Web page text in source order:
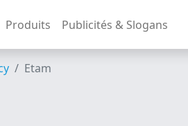
Produits Publicités & Slogans
Etam